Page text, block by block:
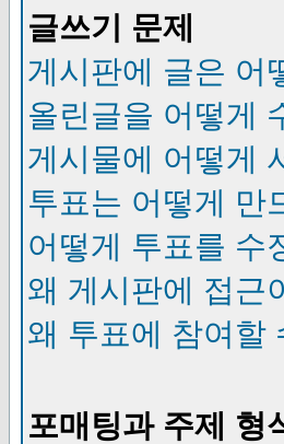
글쓰기 문제
게시판에 글은 어
올린글을 어떻게
게시물에 어떻게
투표는 어떻게 만
어떻게 투표를 수
왜 게시판에 접근
왜 투표에 참여할
포매팅과 주제 형